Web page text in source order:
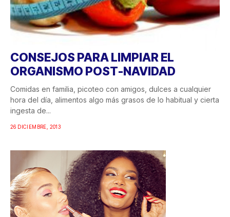
CONSEJOS PARA LIMPIAR EL
ORGANISMO POST-NAVIDAD
Comidas en familia, picoteo con amigos, dulces a cualquier
hora del día, alimentos algo más grasos de lo habitual y cierta
ingesta de...
26 DICIEMBRE, 2013